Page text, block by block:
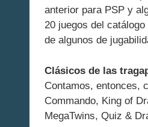
anterior para PSP y
20 juegos del
de algunos de
Clásicos de las
Contamos, entonces,
Commando, King of
MegaTwins, Quiz &